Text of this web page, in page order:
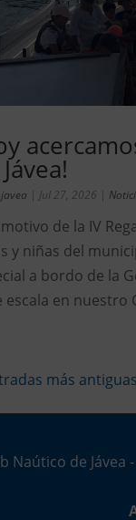
| Jul 27, 2026 |
de la IV
y niñas del
a bordo de la
escala en nuestro
más antiguas
Naútico de Jávea